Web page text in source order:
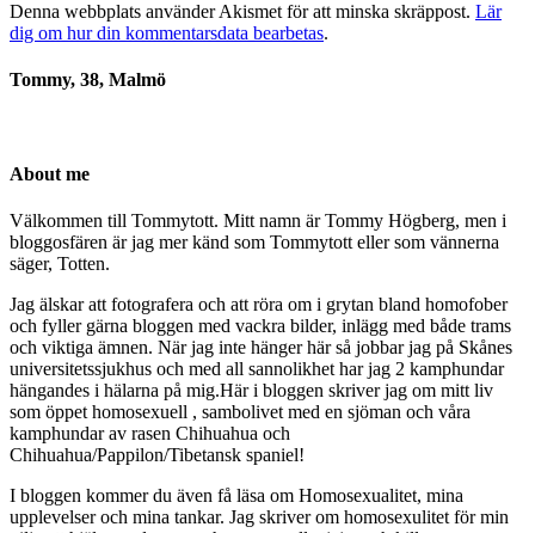
Denna webbplats använder Akismet för att minska skräppost. Lär
dig om hur din kommentarsdata bearbetas.
Tommy, 38, Malmö
About me
Välkommen till Tommytott. Mitt namn är Tommy Högberg, men i
bloggosfären är jag mer känd som Tommytott eller som vännerna
säger, Totten.
Jag älskar att fotografera och att röra om i grytan bland homofober
och fyller gärna bloggen med vackra bilder, inlägg med både trams
och viktiga ämnen. När jag inte hänger här så jobbar jag på Skånes
universitetssjukhus och med all sannolikhet har jag 2 kamphundar
hängandes i hälarna på mig.Här i bloggen skriver jag om mitt liv
som öppet homosexuell , sambolivet med en sjöman och våra
kamphundar av rasen Chihuahua och
Chihuahua/Pappilon/Tibetansk spaniel!
I bloggen kommer du även få läsa om Homosexualitet, mina
upplevelser och mina tankar. Jag skriver om homosexulitet för min